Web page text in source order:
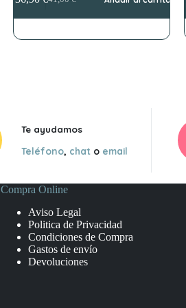
El
precio
era:
El
precio
es:
Te ayudamos
Teléfono, chato email
Compra Online
Aviso Legal
Politica de Privacidad
Condiciones de Compra
Gastos de envío
Devoluciones